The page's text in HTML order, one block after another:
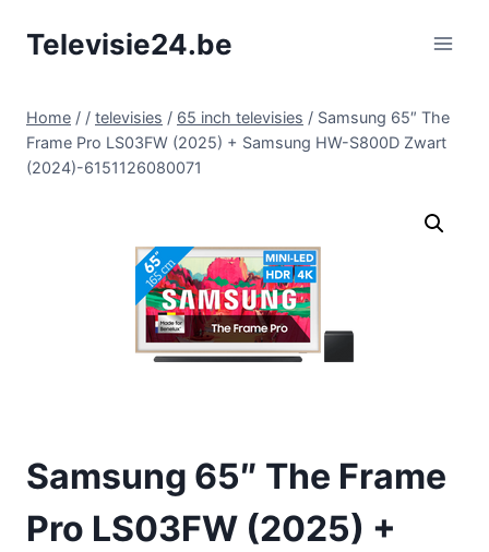
naarTelevisie24.be
Home / / televisies / 65 inch televisies / Samsung 65″ The
Frame Pro LS03FW (2025) + Samsung HW-S800D Zwart
(2024)-6151126080071
Samsung 65″ The Frame
Pro LS03FW (2025) +